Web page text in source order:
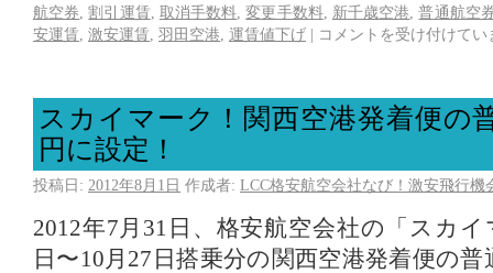
航空券 ,割引運賃 取消手数料 ,変更手数料, 新千歳空港 ,普通航空
安運賃 激安運賃 羽田空港 運賃値下げ | コメントを受け付けてい
スカイマーク！関西空港発着便の
円に設定！
投稿日: 2012年8月1日 作成者: LCC格安航空会社なび！激安飛行機
2012年7月31日、格安航空会社の「スカ
日〜10月27日搭乗分の関西空港発着便の普